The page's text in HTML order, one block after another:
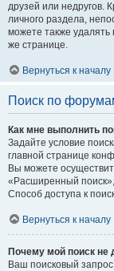
друзей или недругов.
личного раздела,
можете также удалять
же странице.
Вернуться к началу
Поиск по
Как мне выполнить
Задайте условие
главной странице
Вы можете
«Расширенный
Способ доступа к
Вернуться к началу
Почему мой поиск не
Ваш поисковый